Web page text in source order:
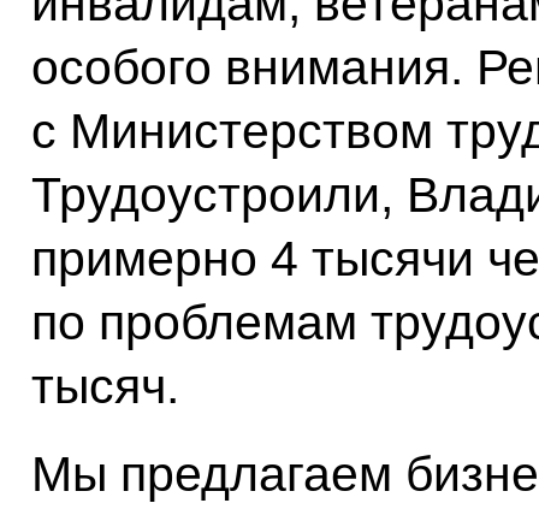
особого внимания.
с Министерством
Трудоустроили,
примерно 4 тысячи
по проблемам
тысяч.
Мы предлагаем